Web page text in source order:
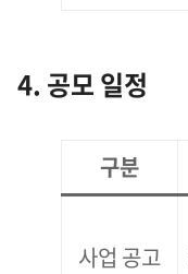
4. 공모 일정
구분
사업 공고